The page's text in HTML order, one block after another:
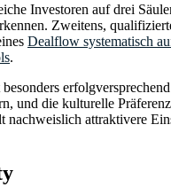
Investoren auf drei
Zweitens,
Dealflow systematisch
.
und die kulturelle
attraktivere